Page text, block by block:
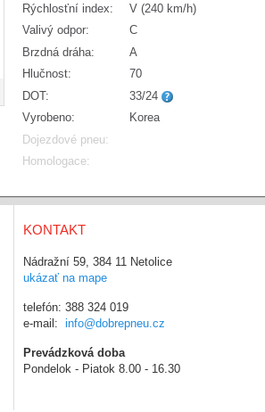
Rýchlosťní index:
V (240 km/h)
Valivý odpor:
C
Brzdná dráha:
A
Hlučnost:
70
DOT:
33/24
Vyrobeno:
Korea
Dojezdové pneu:
Homologace:
KONTAKT
Nádražní 59, 384 11 Netolice
ukázať na mape
telefón: 388 324 019
e-mail: info@dobrepneu.cz
Prevádzková doba
Pondelok - Piatok 8.00 - 16.30